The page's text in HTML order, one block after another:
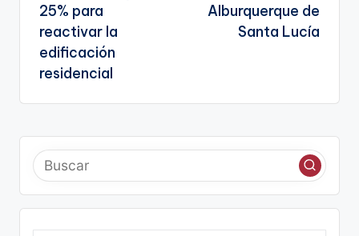
25% para
reactivar la
edificación
residencial
Alburquerque de
Santa Lucía